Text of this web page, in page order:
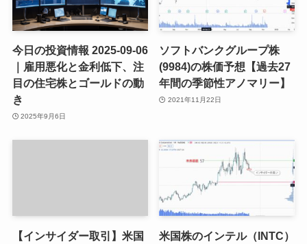
今日の投資情報 2025-09-06
｜雇用悪化と金利低下、注
目の住宅株とゴールドの動
き
2025年9月6日
ソフトバンクグループ株
(9984)の株価予想【過去27
年間の季節性アノマリー】
2021年11月22日
【インサイダー取引】米国
米国株のインテル（INTC）